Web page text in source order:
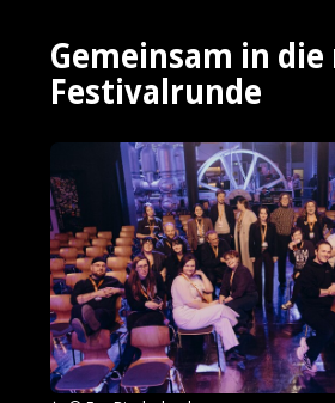
Gemeinsam in
Festivalrunde